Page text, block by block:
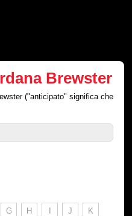
Brewster
("anticipato" significa che
G H I J K